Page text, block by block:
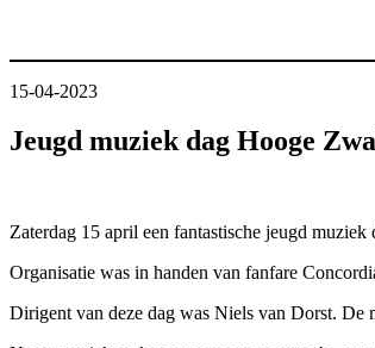
15-04-2023
Jeugd muziek dag Hooge
Zaterdag 15 april een fantastische jeugd
Organisatie was in handen van fanfare
Dirigent van deze dag was Niels van Dorst. De